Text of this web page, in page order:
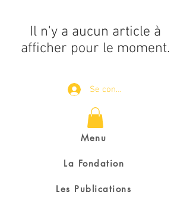
Il n'y a aucun article à
afficher pour le moment.
Se connecter
Menu
La Fondation
Les Publications